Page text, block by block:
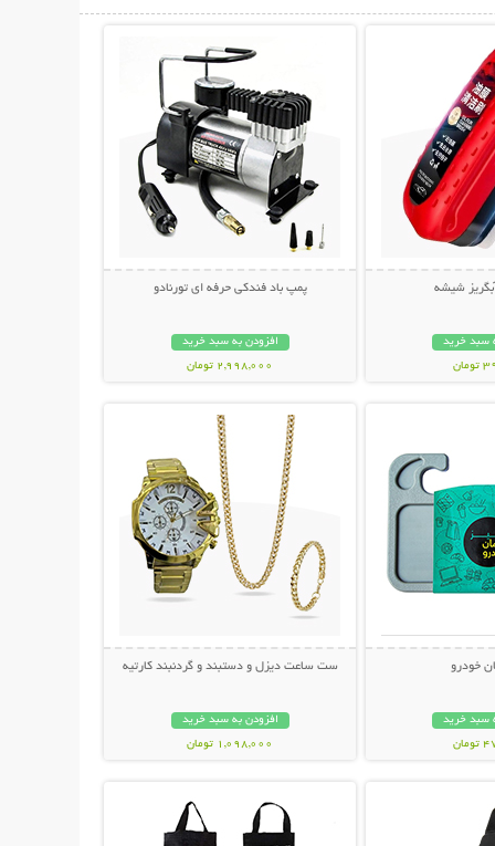
شیشه
سبد خرید
پمپ باد فندکی حرفه ای تورنادو
افزودن به سبد خرید
2,998,000 تومان
خودرو
سبد خرید
ست ساعت دیزل و دستبند و گردنبند کارتیه
افزودن به سبد خرید
1,098,000 تومان